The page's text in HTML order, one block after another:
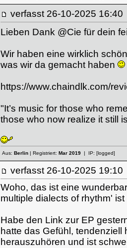
verfasst 26-10-2025
Lieben Dank @Cie für dein
Wir haben eine wirklich
was wir da gemacht haben
https://www.chaindlk.com/
"It’s music for those who
those who now realize it still
Aus: Berlin| Registriert: Mar 2019| IP: [logged]
verfasst 26-10-2025
Woho, das ist eine
multiple dialects of rhythm'
Habe den Link zur EP
hatte das Gefühl,
herauszuhören und ist